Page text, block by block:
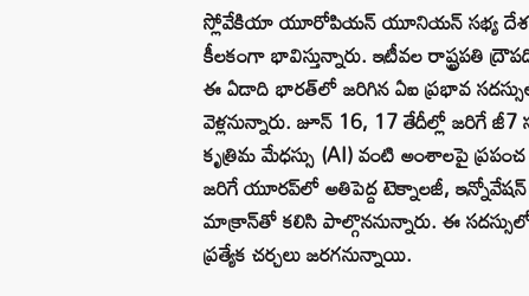
స్లోవేకియా యూరోపియన్ యూనియన్ సభ్య
కీలకంగా భావిస్తున్నారు. ఇటీవల రాష్ట్రపతి
ఈ ఏడాది భారత్‌లో జరిగిన ఏఐ ప్రభావ
వెళ్లనున్నారు. జూన్ 16, 17 తేదీల్లో జరిగే
కృత్రిమ మేధస్సు (AI) వంటి అంశాలపై
జరిగే యూరప్‌లో అతిపెద్ద టెక్నాలజీ, ఇన్నోవేషన్
మాక్రాన్‌తో కలిసి పాల్గొననున్నారు. ఈ
ప్రత్యేక చర్చలు జరగనున్నాయి.